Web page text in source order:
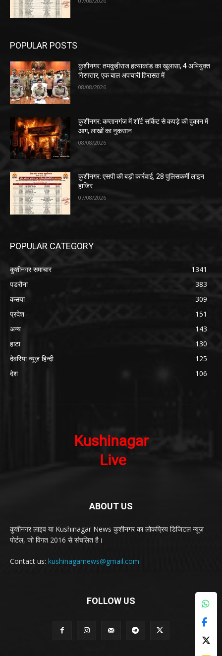
POPULAR POSTS
कुशीनगर: तमकुहीराज हत्याकांड का खुलासा, 4 अभियुक्त
गिरफ्तार, एक बाल अपचारी हिरासत में
08/08/2026
कुशीनगर: कप्तानगंज में शॉर्ट सर्किट से कपड़े की दुकान में
आग, लाखों का नुकसान
08/08/2026
कुशीनगर: एसपी की बड़ी कार्रवाई, 28 पुलिसकर्मी लाइन
हाजिर
07/08/2026
POPULAR CATEGORY
कुशीनगर समाचार
1341
पडरौना
383
कसया
309
प्रदेश
151
अन्य
143
हाटा
130
देवरिया न्यूज़ हिन्दी
125
देश
106
ABOUT US
कुशीनगर लाइव या Kushinagar News कुशीनगर का लोकप्रिय डिजिटल न्यूज़
पोर्टल, जो विगत 2016 से संचलित है।
Contact us: kushinagarnews@gmail.com
FOLLOW US